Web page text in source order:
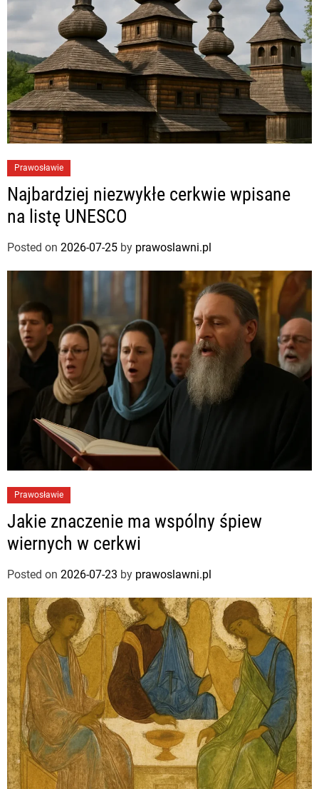
Prawosławie
Najbardziej niezwykłe cerkwie wpisane
na listę UNESCO
Posted on 2026-07-25 by prawoslawni.pl
Prawosławie
Jakie znaczenie ma wspólny śpiew
wiernych w cerkwi
Posted on 2026-07-23 by prawoslawni.pl